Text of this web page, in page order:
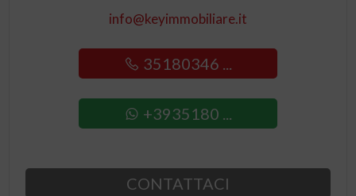
info@keyimmobiliare.it
35180346 ...
+3935180 ...
CONTATTACI